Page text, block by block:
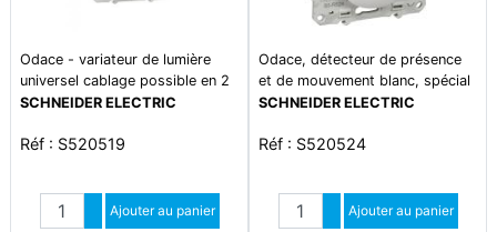
Variateur détecteur
détecteurOvalis
Variateur détecteur
Simon 100
Odace - variateur de lumière
universel cablage possible en 2
ou 3 fils- 3w 100w (led) 10-
halogen / compatible lv
SCHNEIDER ELECTRIC
Réf : S520519
Quantité
Augmenter quantité
Ajouter au panier
Odace, détecteur de présence
et de mouvement blanc, spécial
rénovation, 2 fils
SCHNEIDER ELECTRIC
Réf : S520524
Quantité
Augmenter quantité
Ajouter au panier